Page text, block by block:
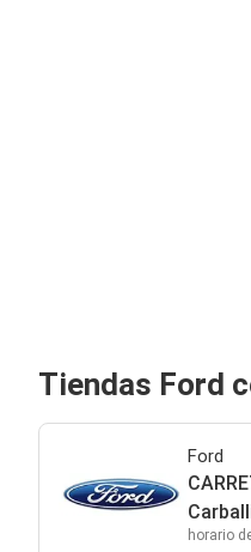
Tiendas Ford
Ford
horario